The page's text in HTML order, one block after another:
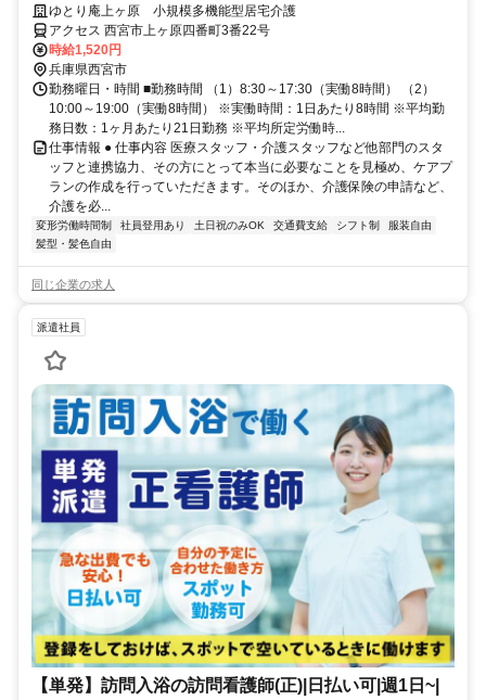
援専門員のお仕事
ゆとり庵上ヶ原 小規模多機能型居宅介護
アクセス 西宮市上ヶ原四番町3番22号
時給1,520円
兵庫県西宮市
勤務曜日・時間 ■勤務時間 （1）8:30～17:30（実働8時間） （2）
10:00～19:00（実働8時間） ※実働時間：1日あたり8時間 ※平均勤
務日数：1ヶ月あたり21日勤務 ※平均所定労働時...
仕事情報 ● 仕事内容 医療スタッフ・介護スタッフなど他部門のスタ
ッフと連携協力、その方にとって本当に必要なことを見極め、ケアプ
ランの作成を行っていただきます。そのほか、介護保険の申請など、
介護を必...
変形労働時間制 社員登用あり 土日祝のみOK 交通費支給 シフト制
服装自由
髪型・髪色自由
同じ企業の求人
派遣社員
【単発】訪問入浴の訪問看護師(正)|日払い可|週1日~|